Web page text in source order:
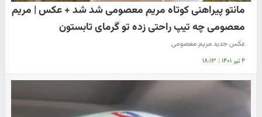
مانتو پیراهنی کوتاه مریم معصومی شد شد + عکس | مریم
معصومی چه تیپ راحتی زده تو گرمای تابستون
عکس جدید مریم معصومی
۴ تیر ۱۴۰۱ | ۱۸:۱۳